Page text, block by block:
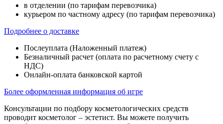
в отделении (по тарифам перевозчика)
курьером по частному адресу (по тарифам перевозчика)
Подробнее о доставке
Послеуплата (Наложенный платеж)
Безналичный расчет (оплата по расчетному счету с
НДС)
Онлайн-оплата банковской картой
Более оформленная информация об игре
Консультации по подбору косметологических средств
проводит косметолог – эстетист. Вы можете получить